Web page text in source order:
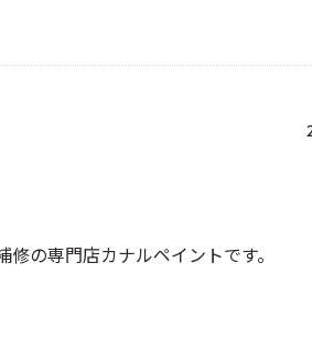
の専門店カナルペイントです。